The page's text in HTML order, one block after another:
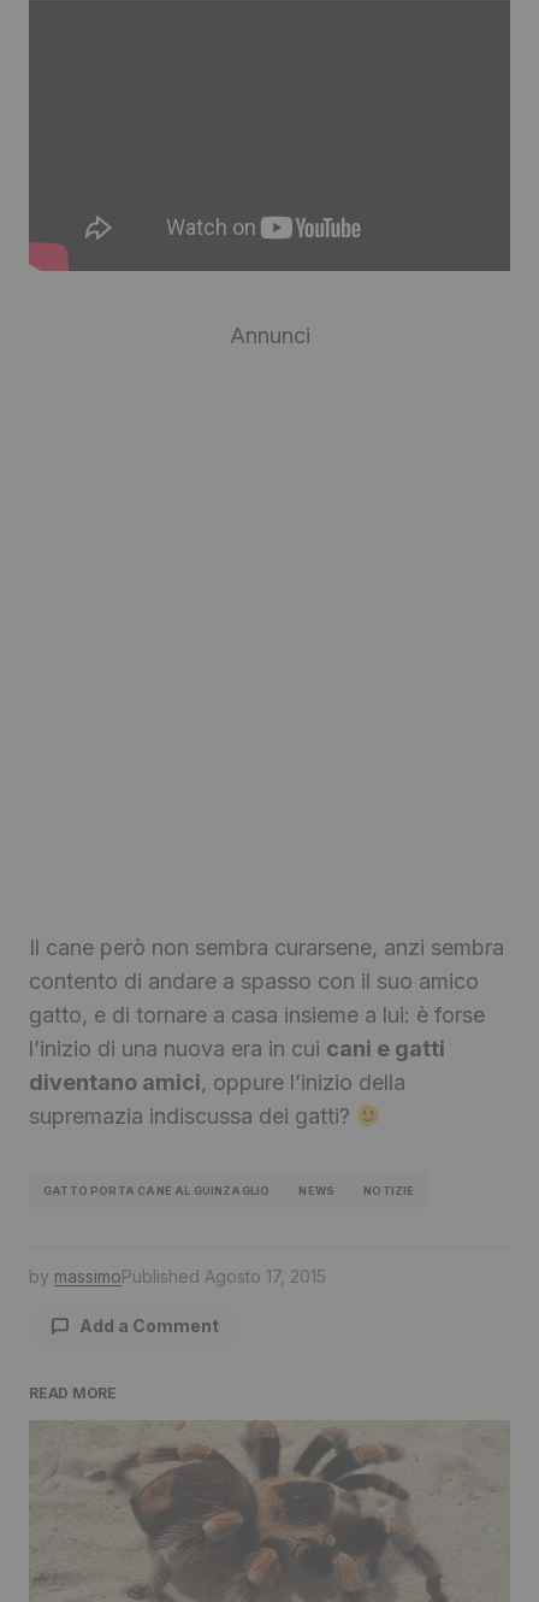
Annunci
Il cane però non sembra curarsene, anzi sembra
contento di andare a spasso con il suo amico
gatto, e di tornare a casa insieme a lui: è forse
l’inizio di una nuova era in cui cani e gatti
diventano amici, oppure l’inizio della
supremazia indiscussa dei gatti?
GATTO PORTA CANE AL GUINZAGLIO NEWS NOTIZIE
by massimoPublished Agosto 17, 2015
Add a Comment
Il tuo indirizzo email non sarà pubblicato. I
campi obbligatori sono contrassegnati
Comment
READ MORE